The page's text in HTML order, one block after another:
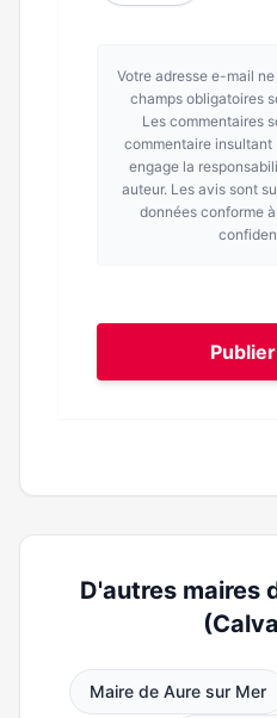
Votre adresse e-mail
champs obligatoires
Les commentaires
commentaire insultant
engage la
auteur. Les avis sont
données conforme
D'autres maires
Maire de Aure sur Mer